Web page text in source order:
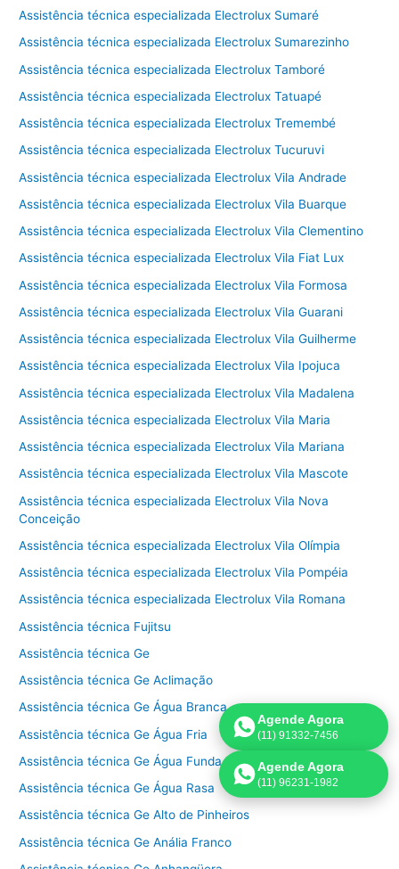
Assistência técnica especializada Electrolux Sumaré
Assistência técnica especializada Electrolux Sumarezinho
Assistência técnica especializada Electrolux Tamboré
Assistência técnica especializada Electrolux Tatuapé
Assistência técnica especializada Electrolux Tremembé
Assistência técnica especializada Electrolux Tucuruvi
Assistência técnica especializada Electrolux Vila Andrade
Assistência técnica especializada Electrolux Vila Buarque
Assistência técnica especializada Electrolux Vila Clementino
Assistência técnica especializada Electrolux Vila Fiat Lux
Assistência técnica especializada Electrolux Vila Formosa
Assistência técnica especializada Electrolux Vila Guarani
Assistência técnica especializada Electrolux Vila Guilherme
Assistência técnica especializada Electrolux Vila Ipojuca
Assistência técnica especializada Electrolux Vila Madalena
Assistência técnica especializada Electrolux Vila Maria
Assistência técnica especializada Electrolux Vila Mariana
Assistência técnica especializada Electrolux Vila Mascote
Assistência técnica especializada Electrolux Vila Nova
Conceição
Assistência técnica especializada Electrolux Vila Olímpia
Assistência técnica especializada Electrolux Vila Pompéia
Assistência técnica especializada Electrolux Vila Romana
Assistência técnica Fujitsu
Assistência técnica Ge
Assistência técnica Ge Aclimação
Assistência técnica Ge Água Branca
Assistência técnica Ge Água Fria
Assistência técnica Ge Água Funda
Assistência técnica Ge Água Rasa
Assistência técnica Ge Alto de Pinheiros
Assistência técnica Ge Anália Franco
Agende Agora
(11) 91332-7456
Agende Agora
(11) 96231-1982